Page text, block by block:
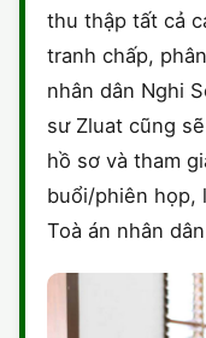
thu thập tất cả
tranh chấp,
nhân dân Nghi
sư Zluat cũng
hồ sơ và tham
buổi/phiên họp,
Toà án nhân